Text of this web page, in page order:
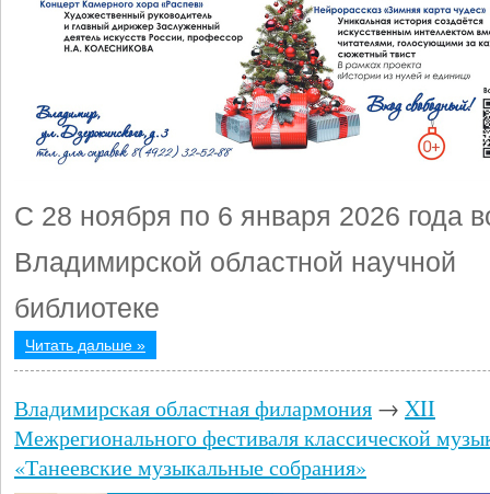
С 28 ноября по 6 января 2026 года
Владимирской областной научной
библиотеке
Читать дальше »
Владимирская областная филармония → XII
Межрегионального фестиваля классической
«Танеевские музыкальные собрания»